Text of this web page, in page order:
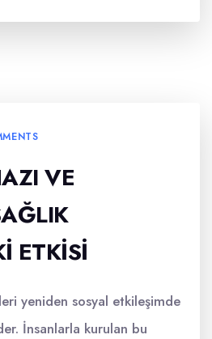
VE
ETKISI
yeniden sosyal etkileşimde
İnsanlarla kurulan bu